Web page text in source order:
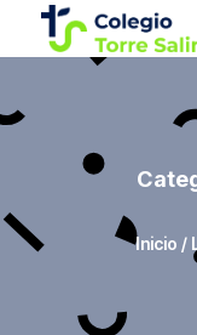
Inicio /